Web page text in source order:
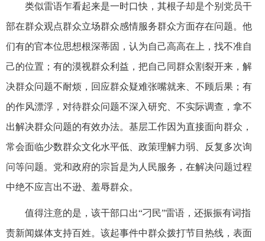
类似雷语乍看起来是一时口快，其根子却是个别党员干
部在群众观点群众立场群众感情服务群众方面存在问题。他
们有的官本位思想根深蒂固，认为自己高高在上，找不准自
己的位置；有的漠视群众利益，把自己同群众割裂开来，解
决群众问题不耐烦，回应群众疑难张嘴就来、不顾后果；有
的作风漂浮，对待群众问题不深入研究、不实际调查，拿不
出解决群众问题的有效办法。基层工作因为直接面向群众，
常会面临少数群众文化水平低、政策理解力弱、反复多次询
问等问题。党和政府的宗旨是为人民服务，在解决问题过程
中绝不应言出不逊、羞辱群众。
值得注意的是，该干部口出“刁民”雷语，还振振有词指
责新闻媒体支持百姓。该起事件中群众拨打节目热线，表面